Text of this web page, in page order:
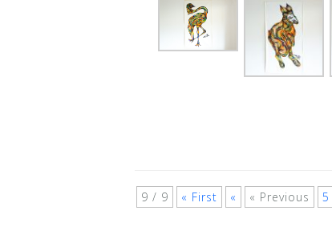
9 / 9 « First « « Previous 5